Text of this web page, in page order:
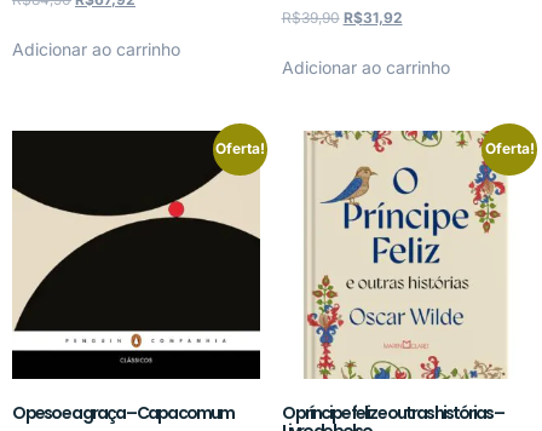
Adicionar ao carrinho
R$39,90 R$31,92
Adicionar ao carrinho
Oferta!
O peso e a graça – Capa comum
Oferta!
O príncipe feliz e outras histórias –